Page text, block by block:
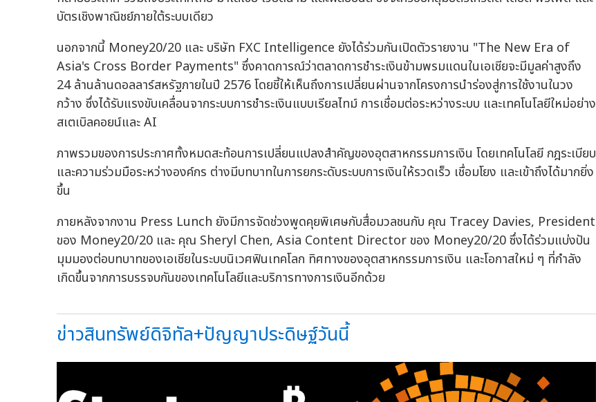
บัตรเชิงพาณิชย์ภายใต้ระบบเดียว
นอกจากนี้ Money20/20 และ บริษัท FXC Intelligence ยังได้ร่วมกันเปิดตัวรายงาน "The New Era of
Asia's Cross Border Payments" ซึ่งคาดการณ์ว่าตลาดการชำระเงินข้ามพรมแดนในเอเชียจะมีมูลค่าสูงถึง
24 ล้านล้านดอลลาร์สหรัฐภายในปี 2576 โดยชี้ให้เห็นถึงการเปลี่ยนผ่านจากโครงการนำร่องสู่การใช้งานในวง
กว้าง ซึ่งได้รับแรงขับเคลื่อนจากระบบการชำระเงินแบบเรียลไทม์ การเชื่อมต่อระหว่างระบบ และเทคโนโลยีใหม่อย่าง
สเตเบิลคอยน์และ AI
ภาพรวมของการประกาศทั้งหมดสะท้อนการเปลี่ยนแปลงสำคัญของอุตสาหกรรมการเงิน โดยเทคโนโลยี กฎระเบียบ
และความร่วมมือระหว่างองค์กร ต่างมีบทบาทในการยกระดับระบบการเงินให้รวดเร็ว เชื่อมโยง และเข้าถึงได้มากยิ่ง
ขึ้น
ภายหลังจากงาน Press Lunch ยังมีการจัดช่วงพูดคุยพิเศษกับสื่อมวลชนกับ คุณ Tracey Davies, President
ของ Money20/20 และ คุณ Sheryl Chen, Asia Content Director ของ Money20/20 ซึ่งได้ร่วมแบ่งปัน
มุมมองต่อบทบาทของเอเชียในระบบนิเวศฟินเทคโลก ทิศทางของอุตสาหกรรมการเงิน และโอกาสใหม่ ๆ ที่กำลัง
เกิดขึ้นจากการบรรจบกันของเทคโนโลยีและบริการทางการเงินอีกด้วย
ข่าวสินทรัพย์ดิจิทัล+ปัญญาประดิษฐ์วันนี้